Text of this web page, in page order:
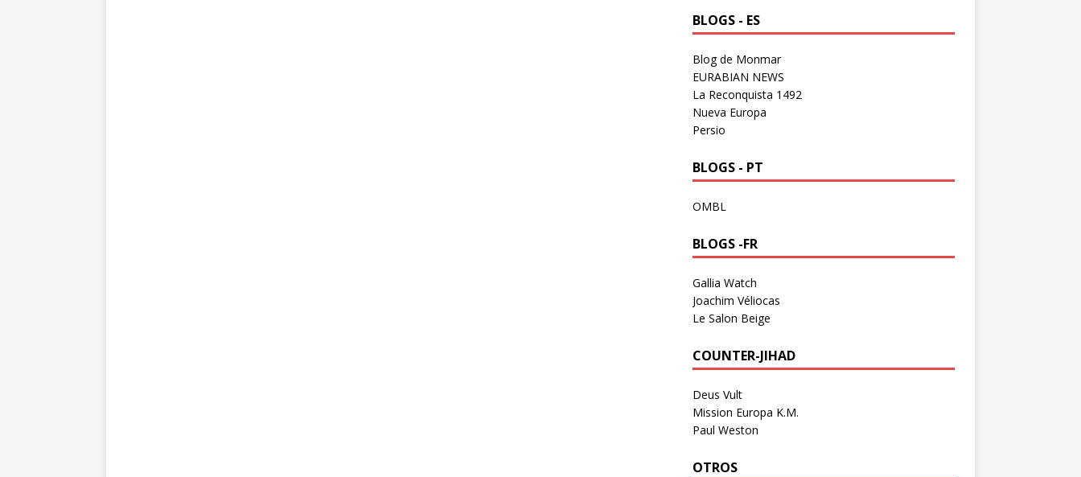
BLOGS - ES
Blog de Monmar
EURABIAN NEWS
La Reconquista 1492
Nueva Europa
Persio
BLOGS - PT
OMBL
BLOGS -FR
Gallia Watch
Joachim Véliocas
Le Salon Beige
COUNTER-JIHAD
Deus Vult
Mission Europa K.M.
Paul Weston
OTROS